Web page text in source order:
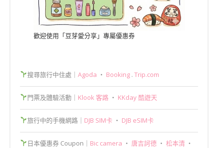
歡迎使用「豆芽愛分享」專屬優惠券
搜尋旅行中住處｜ Agoda ‧ Booking. Trip.com
門票及體驗活動｜ Klook 客路‧ KKday 酷遊天
旅行中的手機網路｜ DJB SIM卡‧ DJB eSIM卡
日本優惠券 Coupon｜ Bic camera ‧ 唐吉訶德‧ 松本清‧